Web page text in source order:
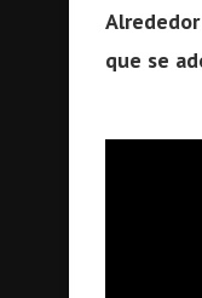
que se